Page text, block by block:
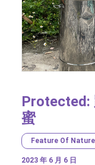
Protected:
蜜
Feature Of Nature
2023 年 6 月 6 日